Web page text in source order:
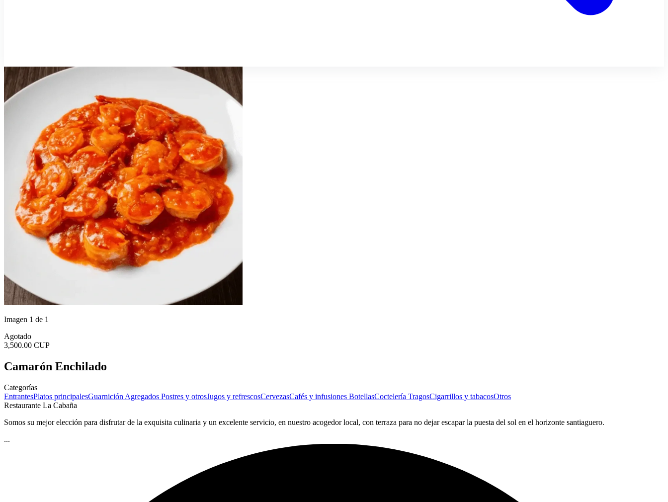
Imagen 1 de 1
Agotado
3,500.00 CUP
Camarón Enchilado
Categorías
EntrantesPlatos principalesGuarnición Agregados Postres y otrosJugos y refrescosCervezasCafés y infusiones BotellasCoctelería TragosCigarrillos y tabacosOtros
Restaurante La Cabaña
Somos su mejor elección para disfrutar de la exquisita culinaria y un excelente servicio, en nuestro acogedor local, con terraza para no dejar escapar la puesta del sol en el horizonte santiaguero.
...